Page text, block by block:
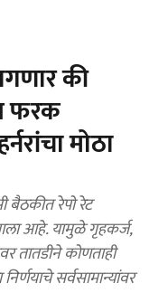
की
फरक
मोठा
रेपो रेट
आहे. यामुळे गृहकर्ज,
तातडीने कोणताही
सर्वसामान्यांवर